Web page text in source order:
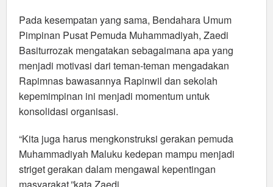
Pada kesempatan yang sama, Bendahara Umum
Pimpinan Pusat Pemuda Muhammadiyah, Zaedi
Basiturrozak mengatakan sebagaimana apa yang
menjadi motivasi dari teman-teman mengadakan
Rapimnas bawasannya Rapinwil dan sekolah
kepemimpinan ini menjadi momentum untuk
konsolidasi organisasi.
“Kita juga harus mengkonstruksi gerakan pemuda
Muhammadiyah Maluku kedepan mampu menjadi
striget gerakan dalam mengawal kepentingan
masyarakat,”kata Zaedi.